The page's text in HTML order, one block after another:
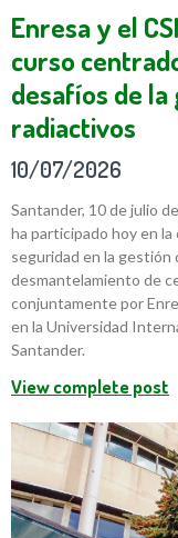
Enresa y el
curso
desafíos de
radiactivos
10/07/2026
Santander, 10 de julio
ha participado hoy en
seguridad en la gestión
desmantelamiento de
conjuntamente por
en la Universidad
Santander.
View complete post